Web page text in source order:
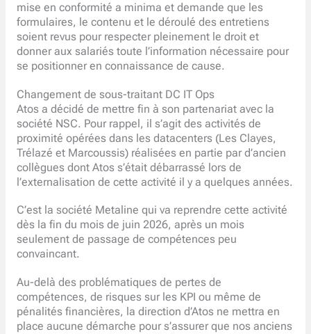
mise en conformité a minima et demande que les
formulaires, le contenu et le déroulé des entretiens
soient revus pour respecter pleinement le droit et
donner aux salariés toute l’information nécessaire pour
se positionner en connaissance de cause.
Changement de sous-traitant DC IT Ops
Atos a décidé de mettre fin à son partenariat avec la
société NSC. Pour rappel, il s’agit des activités de
proximité opérées dans les datacenters (Les Clayes,
Trélazé et Marcoussis) réalisées en partie par d’ancien
collègues dont Atos s’était débarrassé lors de
l’externalisation de cette activité il y a quelques années.
C’est la société Metaline qui va reprendre cette activité
dès la fin du mois de juin 2026, après un mois
seulement de passage de compétences peu
convaincant.
Au-delà des problématiques de pertes de
compétences, de risques sur les KPI ou même de
pénalités financières, la direction d’Atos ne mettra en
place aucune démarche pour s’assurer que nos anciens